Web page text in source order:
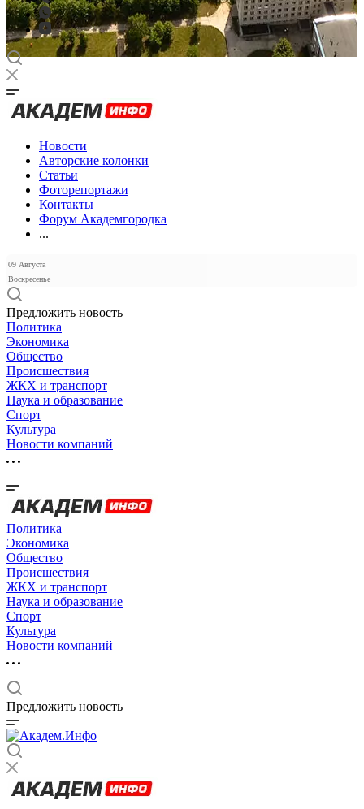
Новости
Авторские колонки
Статьи
Фоторепортажи
Контакты
Форум Академгородка
...
09 Августа
Воскресенье
Предложить новость
Политика
Экономика
Общество
Происшествия
ЖКХ и транспорт
Наука и образование
Спорт
Культура
Новости компаний
Политика
Экономика
Общество
Происшествия
ЖКХ и транспорт
Наука и образование
Спорт
Культура
Новости компаний
Предложить новость